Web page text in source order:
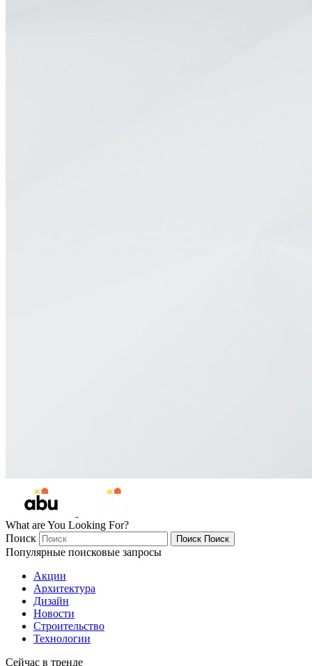
What are You Looking For?
Поиск
Поиск Поиск
Популярные поисковые запросы
Акции
Архитектура
Дизайн
Новости
Строительство
Технологии
Сейчас в тренде